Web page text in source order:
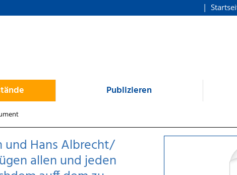
Publizieren
Hans Albrecht/
allen und jeden